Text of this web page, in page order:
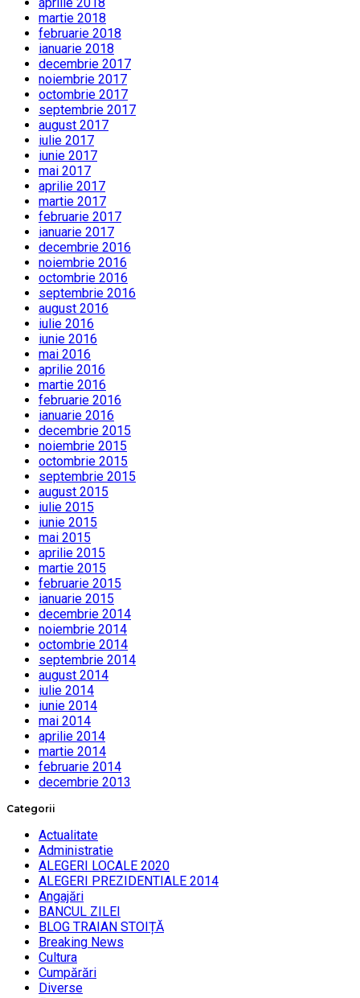
martie 2018
februarie 2018
ianuarie 2018
decembrie 2017
noiembrie 2017
octombrie 2017
septembrie 2017
august 2017
iulie 2017
iunie 2017
mai 2017
aprilie 2017
martie 2017
februarie 2017
ianuarie 2017
decembrie 2016
noiembrie 2016
octombrie 2016
septembrie 2016
august 2016
iulie 2016
iunie 2016
mai 2016
aprilie 2016
martie 2016
februarie 2016
ianuarie 2016
decembrie 2015
noiembrie 2015
octombrie 2015
septembrie 2015
august 2015
iulie 2015
iunie 2015
mai 2015
aprilie 2015
martie 2015
februarie 2015
ianuarie 2015
decembrie 2014
noiembrie 2014
octombrie 2014
septembrie 2014
august 2014
iulie 2014
iunie 2014
mai 2014
aprilie 2014
martie 2014
februarie 2014
decembrie 2013
Categorii
Actualitate
Administratie
ALEGERI LOCALE 2020
ALEGERI PREZIDENTIALE 2014
Angajări
BANCUL ZILEI
BLOG TRAIAN STOIȚĂ
Breaking News
Cultura
Cumpărări
Diverse